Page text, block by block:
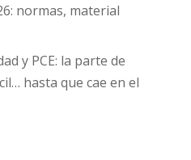
normas, material
y PCE: la parte de
hasta que cae en el